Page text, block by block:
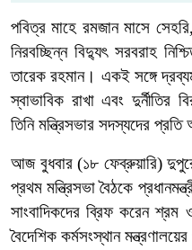
পবিত্র মাহে রমজান মাসে সেহরি
নিরবচ্ছিন্ন বিদ্যুৎ সরবরাহ
তারেক রহমান। একই সঙ্গে
স্বাভাবিক রাখা এবং দুর্নীতির
তিনি মন্ত্রিসভার সদস্যদের প্রতি
আজ বুধবার(১৮ ফেব্রুয়ারি)
প্রথম মন্ত্রিসভা বৈঠকে
সাংবাদিকদের ব্রিফ করেন শ্রম
বৈদেশিক কর্মসংস্থান মন্ত্রণালয়ের